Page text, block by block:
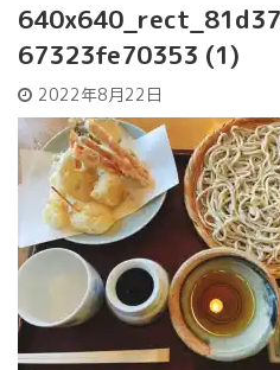
67323fe70353 (1)
2022年8月22日